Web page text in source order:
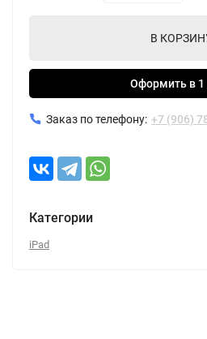
В
Оформить в 1
Заказ по телефону: +7 (906)
Категории
iPad